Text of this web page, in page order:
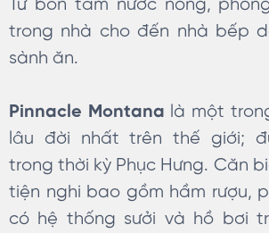
Từ bồn tắm nước nóng,
trong nhà cho đến nhà bếp
sành ăn.
Pinnacle Montana là một
lâu đời nhất trên thế giới;
trong thời kỳ Phục Hưng. Căn
tiện nghi bao gồm hầm rượu,
có hệ thống sưởi và hồ bơi